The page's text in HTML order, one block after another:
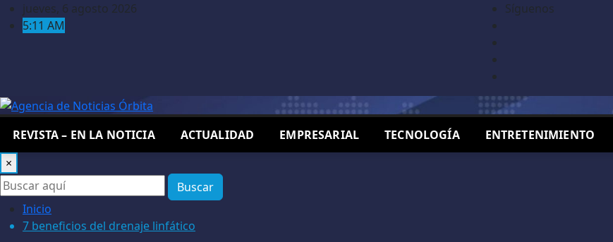
Saltarjueves, 6 agosto 2026
5:11 AM
Síguenos
REVISTA – EN LA NOTICIA ACTUALIDAD EMPRESARIAL TECNOLOGÍA ENTRETENIMIENTO
×
Buscar
Inicio
7 beneficios del drenaje linfático